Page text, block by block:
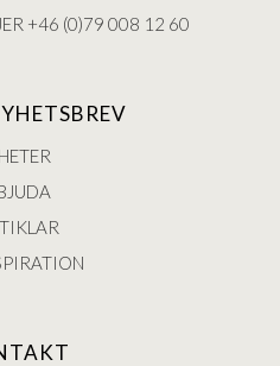
+46 (0)79 008 12 60